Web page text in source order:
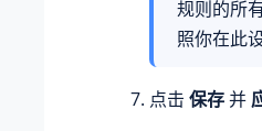
规则的所
照你在此
点击 保存并